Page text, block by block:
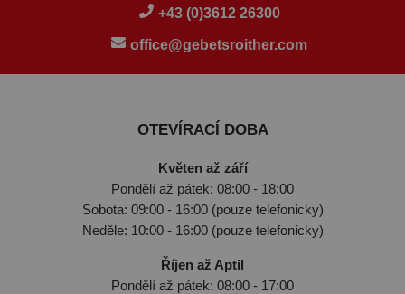
+43 (0)3612 26300
office@gebetsroither.com
OTEVÍRACÍ DOBA
Květen až září
Pondělí až pátek: 08:00 - 18:00
Sobota: 09:00 - 16:00 (pouze telefonicky)
Neděle: 10:00 - 16:00 (pouze telefonicky)
Říjen až Aptil
Pondělí až pátek: 08:00 - 17:00